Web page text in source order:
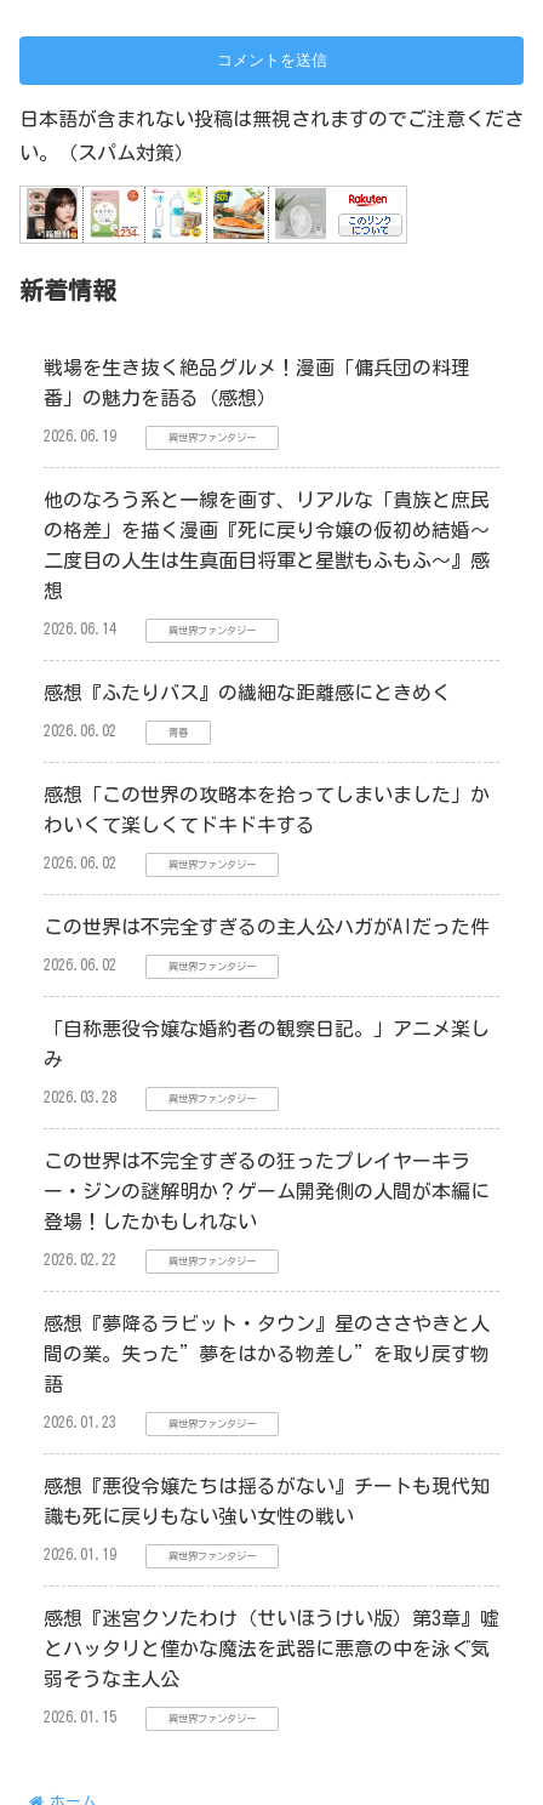
日本語が含まれない投稿は無視されますのでご注意くださ
い。（スパム対策）
新着情報
戦場を生き抜く絶品グルメ！漫画「傭兵団の料理
番」の魅力を語る（感想）
2026.06.19 異世界ファンタジー
他のなろう系と一線を画す、リアルな「貴族と庶民
の格差」を描く漫画『死に戻り令嬢の仮初め結婚～
二度目の人生は生真面目将軍と星獣もふもふ～』感
想
2026.06.14 異世界ファンタジー
感想『ふたりバス』の繊細な距離感にときめく
2026.06.02 青春
感想「この世界の攻略本を拾ってしまいました」か
わいくて楽しくてドキドキする
2026.06.02 異世界ファンタジー
この世界は不完全すぎるの主人公ハガがAIだった件
2026.06.02 異世界ファンタジー
「自称悪役令嬢な婚約者の観察日記。」アニメ楽し
み
2026.03.28 異世界ファンタジー
この世界は不完全すぎるの狂ったプレイヤーキラ
ー・ジンの謎解明か？ゲーム開発側の人間が本編に
登場！したかもしれない
2026.02.22 異世界ファンタジー
感想『夢降るラビット・タウン』星のささやきと人
間の業。失った”夢をはかる物差し”を取り戻す物
語
2026.01.23 異世界ファンタジー
感想『悪役令嬢たちは揺るがない』チートも現代知
識も死に戻りもない強い女性の戦い
2026.01.19 異世界ファンタジー
感想『迷宮クソたわけ（せいほうけい版）第3章』嘘
とハッタリと僅かな魔法を武器に悪意の中を泳ぐ気
弱そうな主人公
2026.01.15 異世界ファンタジー